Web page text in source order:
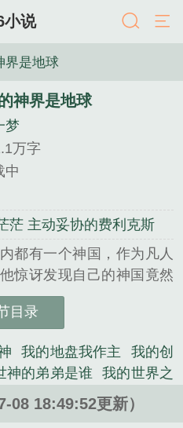
小说
界是地球
神界是地球
梦
万字
中
茫 主动妥协的费利克斯
都有一个神国，作为凡人
惊讶发现自己的神国竟然
的噩梦降临了。......
是枫一梦精心创作的玄幻
目录
我的地盘我作主
我的创
神的弟弟是谁
我的世界之
世界 我的创世神话
做单纯有度从容自在的自
08 18:49:52更新）